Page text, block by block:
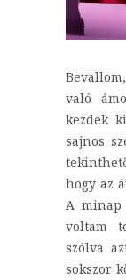
való
kezdek
sajnos
hogy az
A
voltam
szólva
sokszor